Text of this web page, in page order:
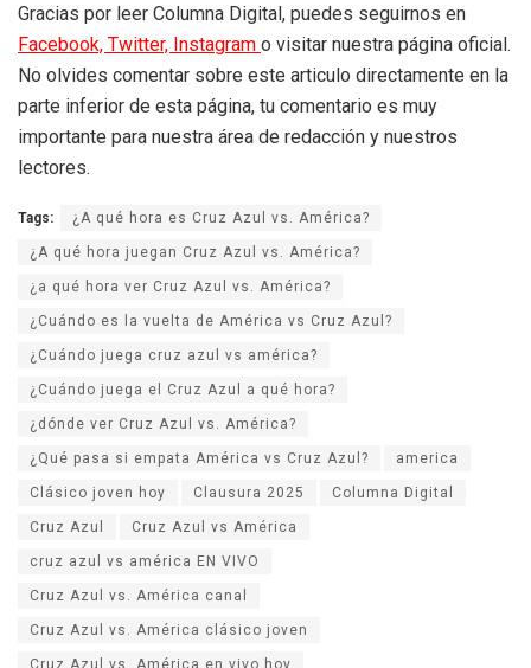
Gracias por leer Columna Digital, puedes seguirnos en
Facebook, Twitter, Instagram o visitar nuestra página oficial.
No olvides comentar sobre este articulo directamente en la
parte inferior de esta página, tu comentario es muy
importante para nuestra área de redacción y nuestros
lectores.
Tags: ¿A qué hora es Cruz Azul vs. América?
¿A qué hora juegan Cruz Azul vs. América?
¿a qué hora ver Cruz Azul vs. América?
¿Cuándo es la vuelta de América vs Cruz Azul?
¿Cuándo juega cruz azul vs américa?
¿Cuándo juega el Cruz Azul a qué hora?
¿dónde ver Cruz Azul vs. América?
¿Qué pasa si empata América vs Cruz Azul? america
Clásico joven hoy Clausura 2025 Columna Digital
Cruz Azul Cruz Azul vs América
cruz azul vs américa EN VIVO
Cruz Azul vs. América canal
Cruz Azul vs. América clásico joven